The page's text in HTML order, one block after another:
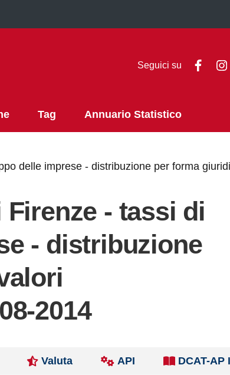
Seguici su
Tag Annuario Statistico
delle imprese - distribuzione per forma
- tassi di
- distribuzione
2014
Valuta API DCAT-AP